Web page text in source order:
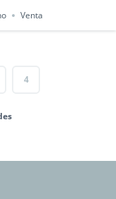
Venta
4